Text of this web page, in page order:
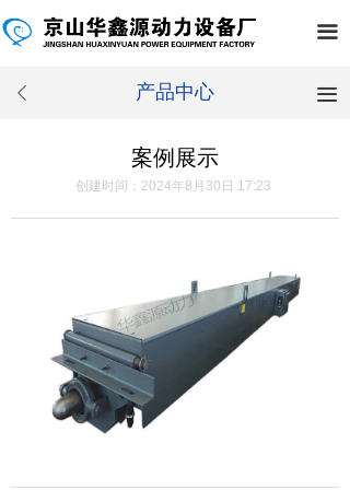
끀
案例展示
创建时间： 2024年8月30日 17:23
ꄴ 产品中心 끀